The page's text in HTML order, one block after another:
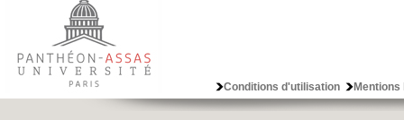
Conditions d'utilisation Mentions